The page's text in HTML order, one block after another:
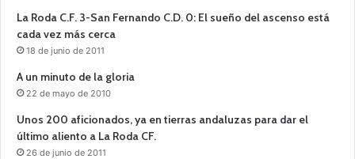
La Roda C.F. 3-San Fernando C.D. 0: El sueño del ascenso está
cada vez más cerca
18 de junio de 2011
A un minuto de la gloria
22 de mayo de 2010
Unos 200 aficionados, ya en tierras andaluzas para dar el
último aliento a La Roda CF.
26 de junio de 2011